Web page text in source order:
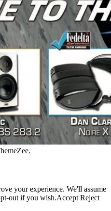
your experience. We'll assume
out if you wish.Accept Reject